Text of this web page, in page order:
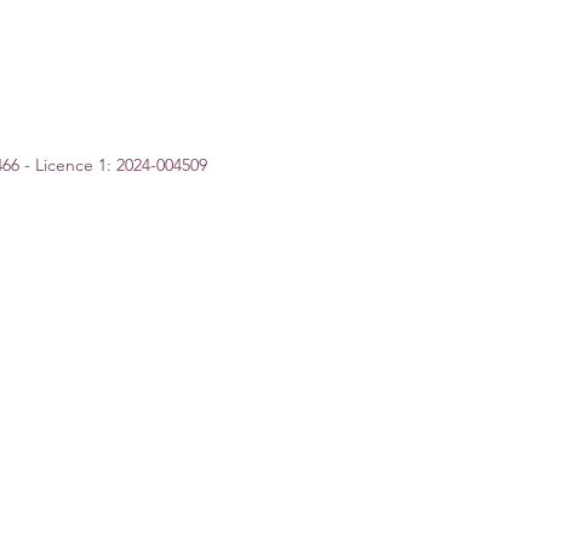
- Licence 1: 2024-004509